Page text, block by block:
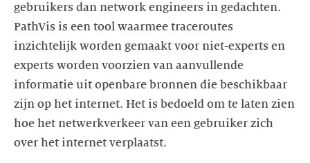
gebruikers dan network engineers in gedachten.
PathVis is een tool waarmee traceroutes
inzichtelijk worden gemaakt voor niet-experts en
experts worden voorzien van aanvullende
informatie uit openbare bronnen die beschikbaar
zijn op het internet. Het is bedoeld om te laten zien
hoe het netwerkverkeer van een gebruiker zich
over het internet verplaatst.